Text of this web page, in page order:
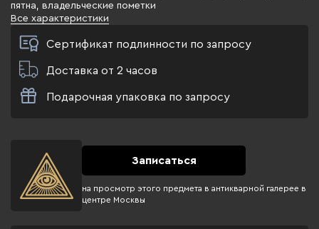
пятна, владельческие пометки
Все характеристики
Сертификат подлинности по запросу
Доставка от 2 часов
Подарочная упаковка по запросу
Записаться
на просмотр этого предмета в антикварной галерее в
центре Москвы